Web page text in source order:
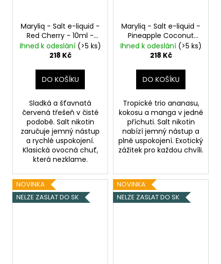
Maryliq - Salt e-liquid -
Red Cherry - 10ml -
20mgTřešeň
Ihned k odeslání (>5 ks)
218 Kč
DO KOŠÍKU
Sladká a šťavnatá
červená třešeň v čisté
podobě. Salt nikotin
zaručuje jemný nástup
a rychlé uspokojení.
Klasická ovocná chuť,
která nezklame.
Maryliq - Salt e-liquid -
Pineapple Coconut
Melon - 10ml - 20mg
Ananas, Kokos, Vodní
Ihned k odeslání (>5 ks)
218 Kč
DO KOŠÍKU
Tropické trio ananasu,
kokosu a manga v jedné
příchuti. Salt nikotin
nabízí jemný nástup a
plné uspokojení. Exotický
zážitek pro každou chvíli.
NOVINKA
NELZE ZASLAT DO SK
NOVINKA
NELZE ZASLAT DO SK